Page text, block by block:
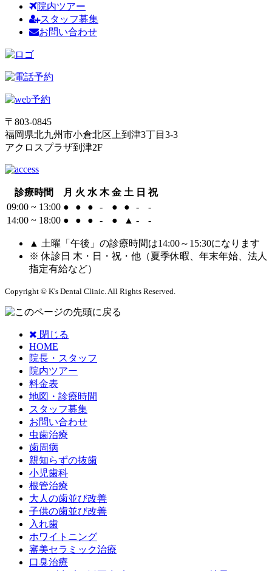
院内ツアー
スタッフ募集
お問い合わせ
〒803-0845
福岡県北九州市小倉北区上到津3丁目3-3
アクロスプラザ到津2F
診療時間 月 火 水 木 金 土 日 祝
09:00 ~ 13:00 ● ● ● - ● ● -
-
14:00 ~ 18:00 ● ● ● - ● ▲ - -
▲ 土曜「午後」の診療時間は14:00～15:30になります
※ 休診日 木・日・祝・他（夏季休暇、年末年始、法人
指定有給など）
Copyright © K's Dental Clinic. All Rights Reserved.
閉じる
HOME
院長・スタッフ
院内ツアー
料金表
地図・診療時間
スタッフ募集
お問い合わせ
虫歯治療
歯周病
親知らずの抜歯
小児歯科
根管治療
大人の歯並び改善
子供の歯並び改善
入れ歯
ホワイトニング
審美セラミック治療
口臭治療